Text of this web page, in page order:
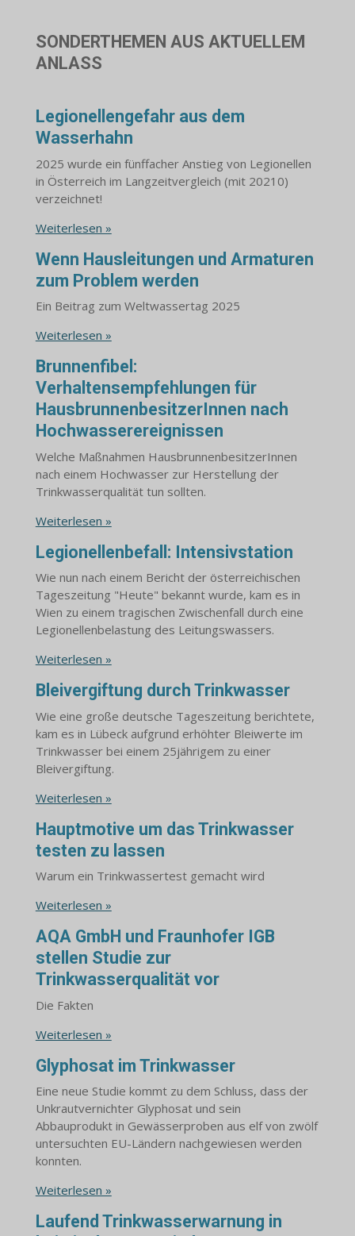
SONDERTHEMEN AUS AKTUELLEM
ANLASS
Legionellengefahr aus dem
Wasserhahn
2025 wurde ein fünffacher Anstieg von Legionellen
in Österreich im Langzeitvergleich (mit 20210)
verzeichnet!
Weiterlesen »
Wenn Hausleitungen und Armaturen
zum Problem werden
Ein Beitrag zum Weltwassertag 2025
Weiterlesen »
Brunnenfibel:
Verhaltensempfehlungen für
HausbrunnenbesitzerInnen nach
Hochwasserereignissen
Welche Maßnahmen HausbrunnenbesitzerInnen
nach einem Hochwasser zur Herstellung der
Trinkwasserqualität tun sollten.
Weiterlesen »
Legionellenbefall: Intensivstation
Wie nun nach einem Bericht der österreichischen
Tageszeitung "Heute" bekannt wurde, kam es in
Wien zu einem tragischen Zwischenfall durch eine
Legionellenbelastung des Leitungswassers.
Weiterlesen »
Bleivergiftung durch Trinkwasser
Wie eine große deutsche Tageszeitung berichtete,
kam es in Lübeck aufgrund erhöhter Bleiwerte im
Trinkwasser bei einem 25jährigem zu einer
Bleivergiftung.
Weiterlesen »
Hauptmotive um das Trinkwasser
testen zu lassen
Warum ein Trinkwassertest gemacht wird
Weiterlesen »
AQA GmbH und Fraunhofer IGB
stellen Studie zur
Trinkwasserqualität vor
Die Fakten
Weiterlesen »
Glyphosat im Trinkwasser
Eine neue Studie kommt zu dem Schluss, dass der
Unkrautvernichter Glyphosat und sein
Abbauprodukt in Gewässerproben aus elf von zwölf
untersuchten EU-Ländern nachgewiesen werden
konnten.
Weiterlesen »
Laufend Trinkwasserwarnung in